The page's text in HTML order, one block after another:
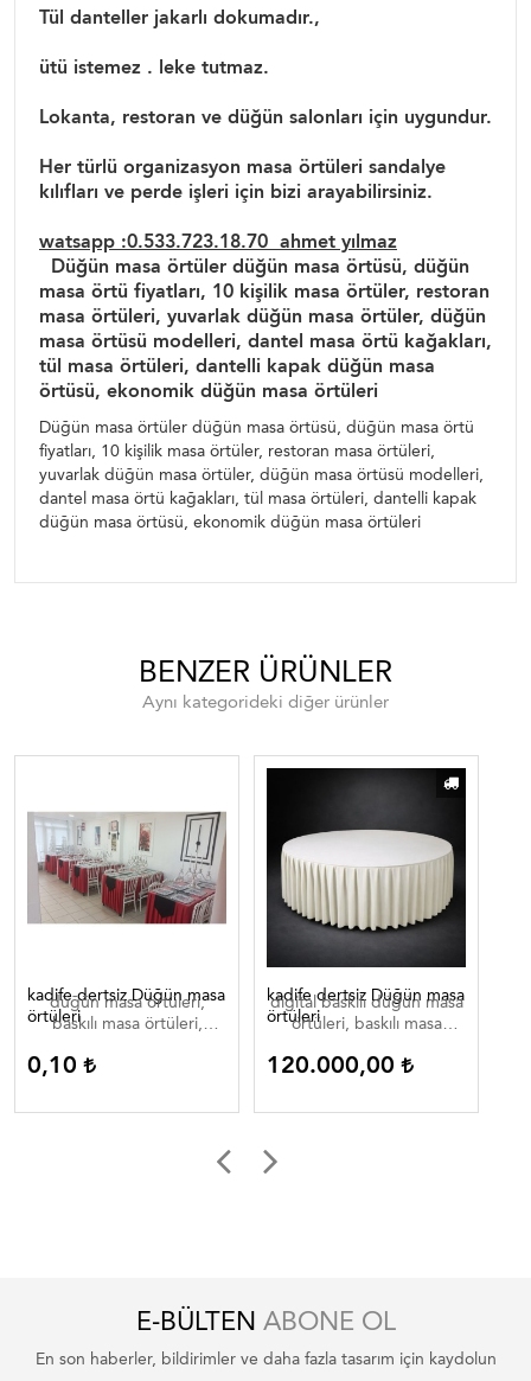
Tül danteller jakarlı dokumadır.,
ütü istemez . leke tutmaz.
Lokanta, restoran ve düğün salonları için uygundur.
Her türlü organizasyon masa örtüleri sandalye
kılıfları ve perde işleri için bizi arayabilirsiniz.
watsapp :0.533.723.18.70 ahmet yılmaz
Düğün masa örtüler düğün masa örtüsü, düğün
masa örtü fiyatları, 10 kişilik masa örtüler, restoran
masa örtüleri, yuvarlak düğün masa örtüler, düğün
masa örtüsü modelleri, dantel masa örtü kağakları,
tül masa örtüleri, dantelli kapak düğün masa
örtüsü, ekonomik düğün masa örtüleri
Düğün masa örtüler düğün masa örtüsü, düğün masa örtü
fiyatları, 10 kişilik masa örtüler, restoran masa örtüleri,
yuvarlak düğün masa örtüler, düğün masa örtüsü modelleri,
dantel masa örtü kağakları, tül masa örtüleri, dantelli kapak
düğün masa örtüsü, ekonomik düğün masa örtüleri
BENZER ÜRÜNLER
Aynı kategorideki diğer ürünler
kadife dertsiz Düğün masa
örtüleri
düğün masa örtüleri,
baskılı masa örtüleri,
düğün masa örtüleri
0,10
kadife dertsiz Düğün masa
örtüleri
digital baskılı düğün masa
örtüleri, baskılı masa
örtüleri , düğün masa
ortuleri
120.000,00
E-BÜLTEN ABONE OL
En son haberler, bildirimler ve daha fazla tasarım için kaydolun